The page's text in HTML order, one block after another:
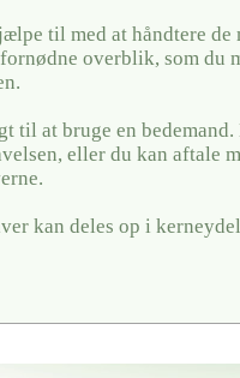
til med at håndtere de
overblik, som du
til at bruge en
eller du kan aftale
kan deles op i